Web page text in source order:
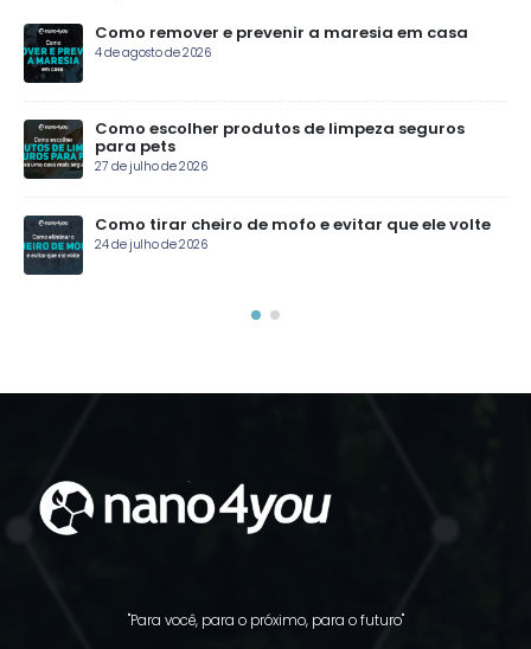
a maresia em casa
de limpeza seguros
e evitar que ele volte
Cultura da qualidade:
Qual o melhor produto
Desengordurante para
"Para você, para o próximo, para o futuro"